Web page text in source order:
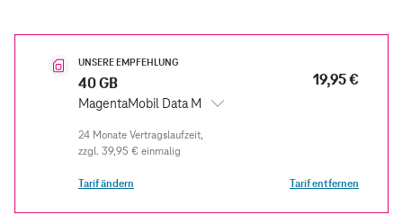
UNSERE EMPFEHLUNG
40 GB
MagentaMobil Data M
19,95 €
zzgl. 39,95 € einmalig
Tarif ändern Tarif entfernen